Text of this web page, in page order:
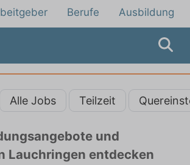
Berufe Ausbildung
Alle Jobs Teilzeit
und
Lauchringen entdecken